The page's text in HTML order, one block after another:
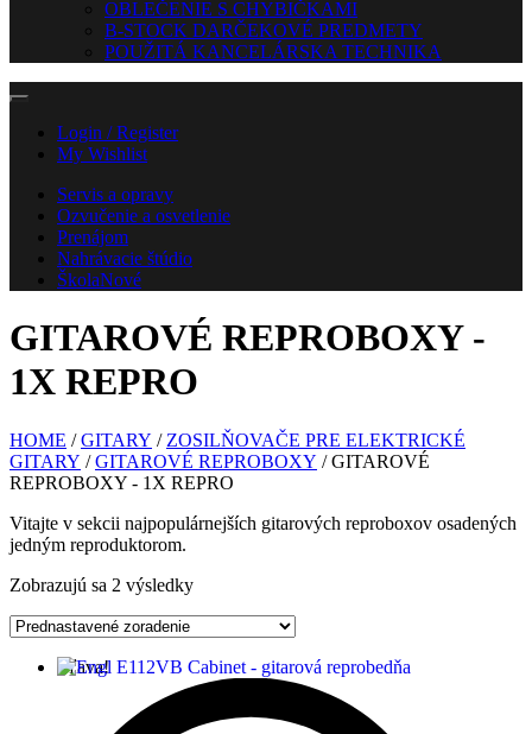
OBLEČENIE S CHYBIČKAMI
B-STOCK DARČEKOVÉ PREDMETY
POUŽITÁ KANCELÁRSKA TECHNIKA
Login / Register
My Wishlist
Servis a opravy
Ozvučenie a osvetlenie
Prenájom
Nahrávacie štúdio
ŠkolaNové
GITAROVÉ REPROBOXY -
1X REPRO
HOME /GITARY / ZOSILŇOVAČE PRE ELEKTRICKÉ
GITARY /GITAROVÉ REPROBOXY / GITAROVÉ
REPROBOXY - 1X REPRO
Vitajte v sekcii najpopulárnejších gitarových reproboxov osadených
jedným reproduktorom.
Zobrazujú sa 2 výsledky
Zľava!